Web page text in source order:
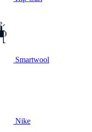
Smartwool
Nike